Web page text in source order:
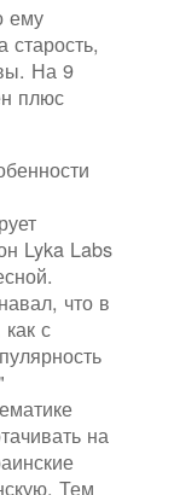
ему
старость,
На 9
плюс
Lyka Labs
что в
с
на
Тем